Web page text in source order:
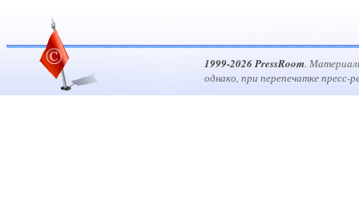
1999-2026 PressRoom.
однако, при перепечатке пресс-